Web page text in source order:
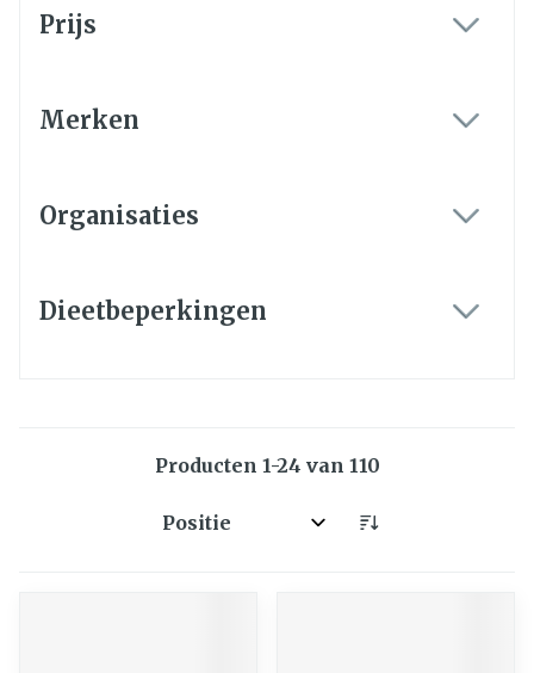
Prijs
Merken
Organisaties
Dieetbeperkingen
Producten 1-24 van 110
Sorteer op: